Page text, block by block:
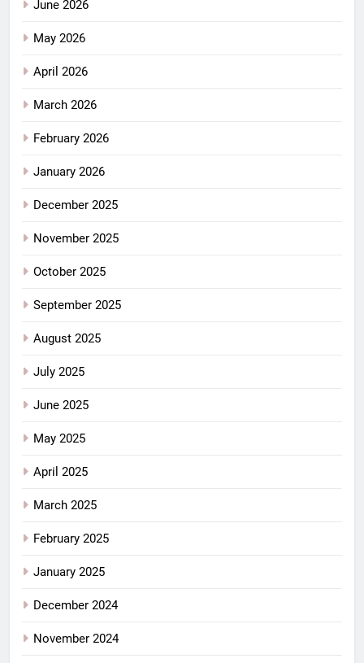
June 2026
May 2026
April 2026
March 2026
February 2026
January 2026
December 2025
November 2025
October 2025
September 2025
August 2025
July 2025
June 2025
May 2025
April 2025
March 2025
February 2025
January 2025
December 2024
November 2024